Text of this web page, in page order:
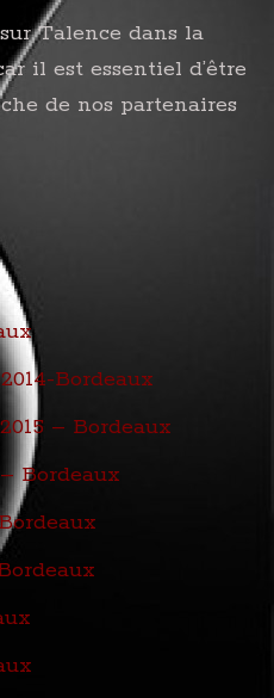
Talence dans la
il est essentiel d’être
de nos partenaires
Bordeaux
– Bordeaux
Bordeaux